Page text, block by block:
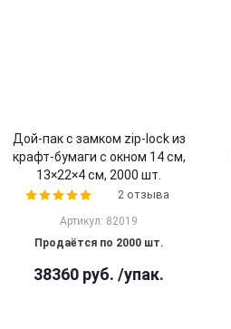
Дой-пак с замком zip-lock из
крафт-бумаги с окном 14 см,
13×22×4 cм, 2000 шт.
2 отзыва
Артикул: 82019
Продаётся по 2000 шт.
38360 руб. /упак.